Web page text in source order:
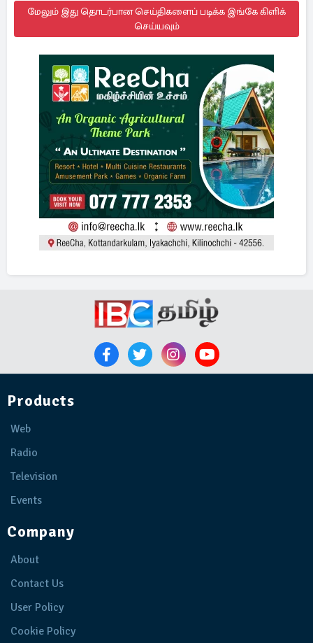
மேலும் இது தொடர்பான செய்திகளைப் படிக்க இங்கே கிளிக்
செய்யவும்
Products
Web
Radio
Television
Events
Company
About
Contact Us
User Policy
Cookie Policy